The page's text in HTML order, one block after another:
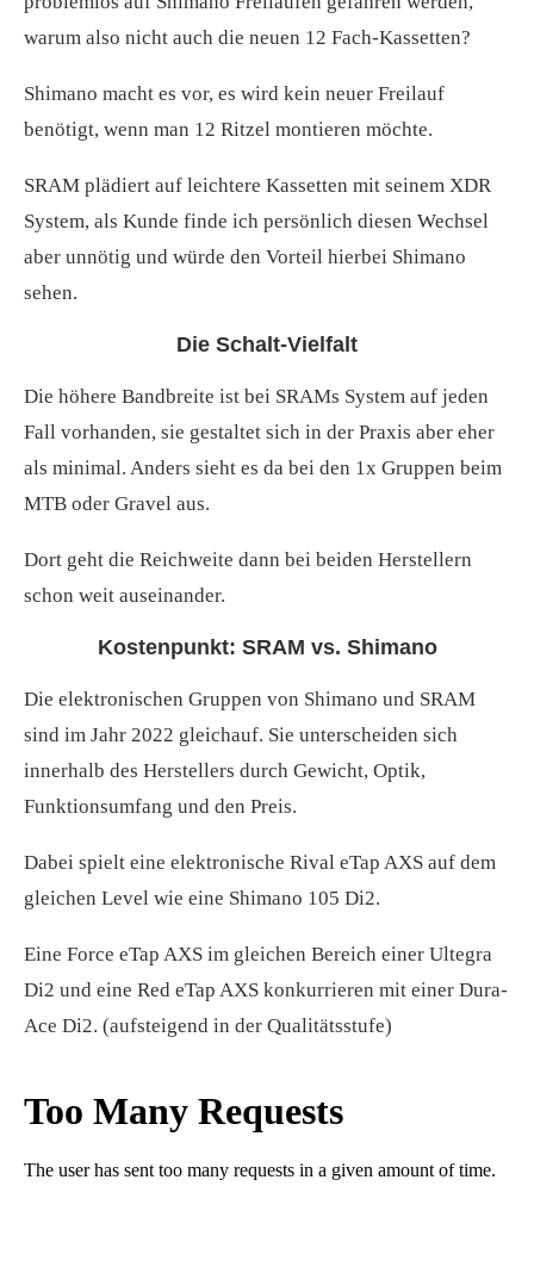
warum also nicht auch die neuen 12 Fach-Kassetten?
Shimano macht es vor, es wird kein neuer Freilauf
benötigt, wenn man 12 Ritzel montieren möchte.
SRAM plädiert auf leichtere Kassetten mit seinem XDR
System, als Kunde finde ich persönlich diesen Wechsel
aber unnötig und würde den Vorteil hierbei Shimano
sehen.
Die Schalt-Vielfalt
Die höhere Bandbreite ist bei SRAMs System auf jeden
Fall vorhanden, sie gestaltet sich in der Praxis aber eher
als minimal. Anders sieht es da bei den 1x Gruppen beim
MTB oder Gravel aus.
Dort geht die Reichweite dann bei beiden Herstellern
schon weit auseinander.
Kostenpunkt: SRAM vs. Shimano
Die elektronischen Gruppen von Shimano und SRAM
sind im Jahr 2022 gleichauf. Sie unterscheiden sich
innerhalb des Herstellers durch Gewicht, Optik,
Funktionsumfang und den Preis.
Dabei spielt eine elektronische Rival eTap AXS auf dem
gleichen Level wie eine Shimano 105 Di2.
Eine Force eTap AXS im gleichen Bereich einer Ultegra
Di2 und eine Red eTap AXS konkurrieren mit einer Dura-
Ace Di2. (aufsteigend in der Qualitätsstufe)